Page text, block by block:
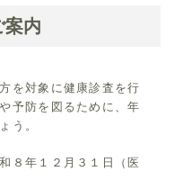
案内
を対象に健康診査を行
予防を図るために、年
う。
８年１２月３１日（医